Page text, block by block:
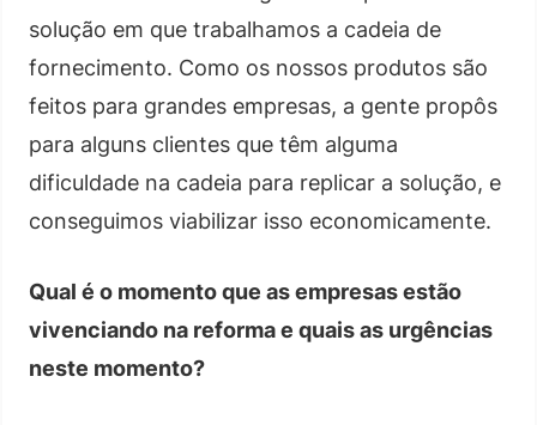
solução em que trabalhamos a cadeia de
fornecimento. Como os nossos produtos são
feitos para grandes empresas, a gente propôs
para alguns clientes que têm alguma
dificuldade na cadeia para replicar a solução, e
conseguimos viabilizar isso economicamente.
Qual é o momento que as empresas estão
vivenciando na reforma e quais as urgências
neste momento?